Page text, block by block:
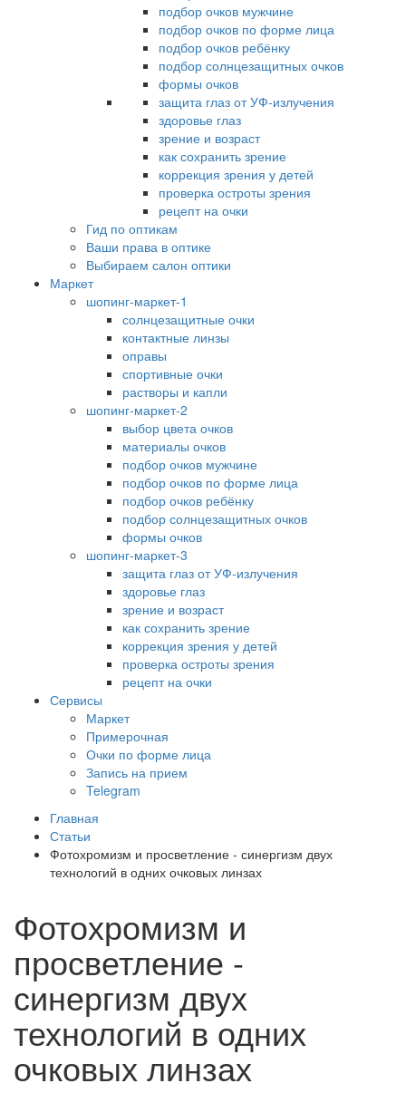
подбор очков мужчине
подбор очков по форме лица
подбор очков ребёнку
подбор солнцезащитных очков
формы очков
защита глаз от УФ-излучения
здоровье глаз
зрение и возраст
как сохранить зрение
коррекция зрения у детей
проверка остроты зрения
рецепт на очки
Гид по оптикам
Ваши права в оптике
Выбираем салон оптики
Маркет
шопинг-маркет-1
солнцезащитные очки
контактные линзы
оправы
спортивные очки
растворы и капли
шопинг-маркет-2
выбор цвета очков
материалы очков
подбор очков мужчине
подбор очков по форме лица
подбор очков ребёнку
подбор солнцезащитных очков
формы очков
шопинг-маркет-3
защита глаз от УФ-излучения
здоровье глаз
зрение и возраст
как сохранить зрение
коррекция зрения у детей
проверка остроты зрения
рецепт на очки
Сервисы
Маркет
Примерочная
Очки по форме лица
Запись на прием
Telegram
Главная
Статьи
Фотохромизм и просветление - синергизм двух
технологий в одних очковых линзах
Фотохромизм и
просветление -
синергизм двух
технологий в одних
очковых линзах